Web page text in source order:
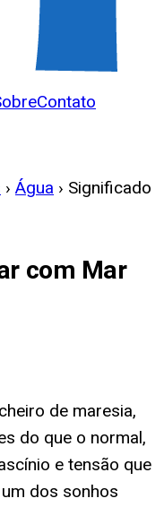
Contato
› Água › Significado
com Mar
de maresia,
do que o normal,
e tensão que
dos sonhos